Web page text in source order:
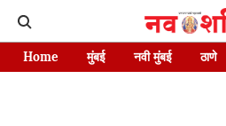
Home मुंबई नवी मुंबई ठाणे